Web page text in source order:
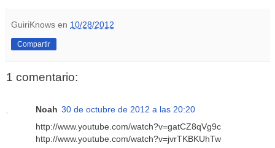
GuiriKnows en 10/28/2012
Compartir
1 comentario:
Noah 30 de octubre de 2012 a las 20:20
http://www.youtube.com/watch?v=gatCZ8qVg9c
http://www.youtube.com/watch?v=jvrTKBKUhTw